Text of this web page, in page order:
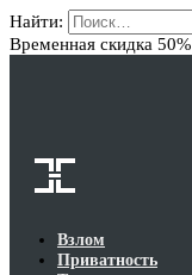
Найти:
Временная скидка 50%
Взлом
Приватность